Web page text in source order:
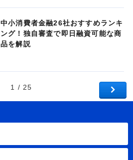
中小消費者金融26社おすすめランキ
ング！独自審査で即日融資可能な商
品を解説
1 / 25